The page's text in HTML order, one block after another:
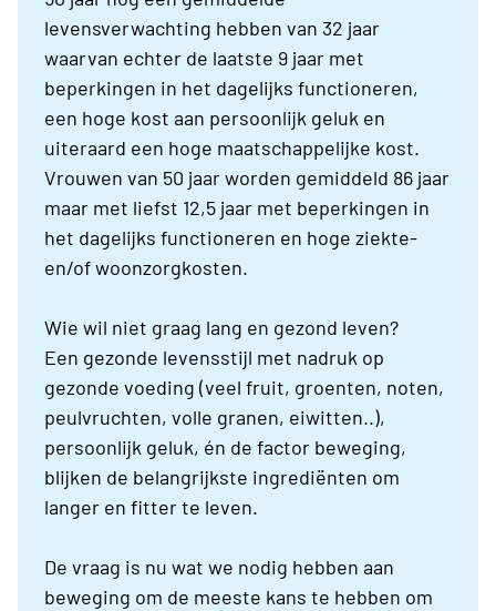
levensverwachting hebben van 32 jaar
waarvan echter de laatste 9 jaar met
beperkingen in het dagelijks functioneren,
een hoge kost aan persoonlijk geluk en
uiteraard een hoge maatschappelijke kost.
Vrouwen van 50 jaar worden gemiddeld 86 jaar
maar met liefst 12,5 jaar met beperkingen in
het dagelijks functioneren en hoge ziekte-
en/of woonzorgkosten.
Wie wil niet graag lang en gezond leven?
Een gezonde levensstijl met nadruk op
gezonde voeding (veel fruit, groenten, noten,
peulvruchten, volle granen, eiwitten..),
persoonlijk geluk, én de factor beweging,
blijken de belangrijkste ingrediënten om
langer en fitter te leven.
De vraag is nu wat we nodig hebben aan
beweging om de meeste kans te hebben om